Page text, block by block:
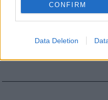
CONFIRM
Data Deletion
Ποια είναι η Δάφνη
Καλογιάννη που
εμπνεύστηκε το σπήλαιο